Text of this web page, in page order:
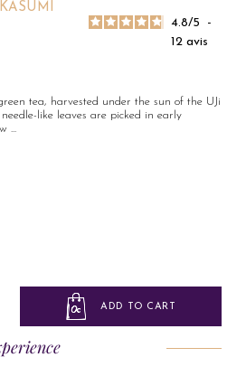
4.8/5
-
12avis
tea, harvested under the sun of the UJi
like leaves are picked in early
...
ADD TO CART